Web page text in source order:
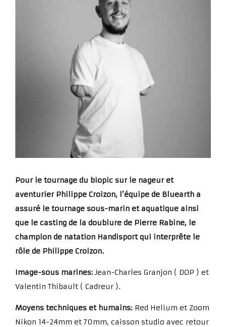
Pour le tournage du biopic sur le nageur et
aventurier Philippe Croizon, l’équipe de Bluearth a
assuré le tournage sous-marin et aquatique ainsi
que le casting de la doublure de Pierre Rabine, le
champion de natation Handisport qui interprête le
rôle de Philippe Croizon.
Image-sous marines: Jean-Charles Granjon ( DOP ) et
Valentin Thibault ( Cadreur ).
Moyens techniques et humains: Red Helium et Zoom
Nikon 14-24mm et 70mm, caisson studio avec retour